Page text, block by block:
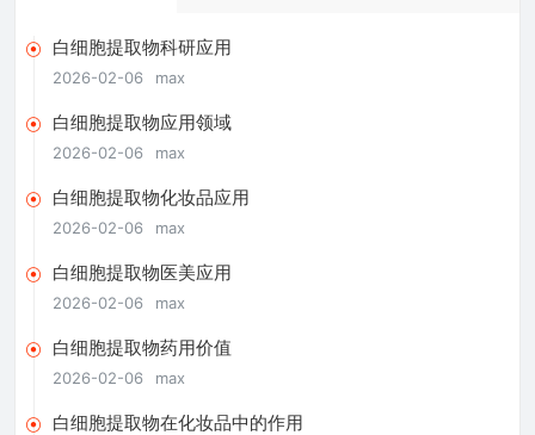
白细胞提取物科研应用
2026-02-06 max
白细胞提取物应用领域
2026-02-06 max
白细胞提取物化妆品应用
2026-02-06 max
白细胞提取物医美应用
2026-02-06 max
白细胞提取物药用价值
2026-02-06 max
白细胞提取物在化妆品中的作用